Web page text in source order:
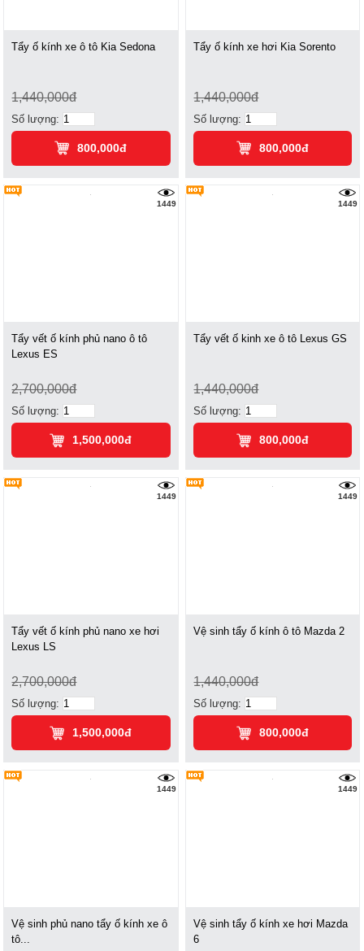
Tẩy ố kính xe ô tô Kia Sedona
1,440,000đ
Số lượng:
800,000đ
Tẩy ố kính xe hơi Kia Sorento
1,440,000đ
Số lượng:
800,000đ
1449
Tẩy vết ố kính phủ nano ô tô
Lexus ES
2,700,000đ
Số lượng:
1,500,000đ
1449
Tẩy vết ố kinh xe ô tô Lexus GS
1,440,000đ
Số lượng:
800,000đ
1449
Tẩy vết ố kính phủ nano xe hơi
Lexus LS
2,700,000đ
Số lượng:
1,500,000đ
1449
Vệ sinh tẩy ố kính ô tô Mazda 2
1,440,000đ
Số lượng:
800,000đ
1449
Vệ sinh phủ nano tẩy ố kính xe ô
tô...
1449
Vệ sinh tẩy ố kính xe hơi Mazda
6